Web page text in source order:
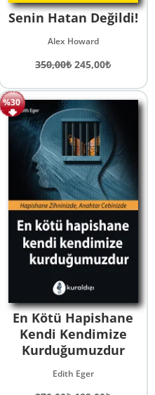
Senin Hatan Değildi!
Alex Howard
350,00₺Orijinal
350,00₺.
245,00₺Şu
fiyat:
En Kötü Hapishane
Kendi Kendimize
Kurduğumuzdur
Edith Eger
%30